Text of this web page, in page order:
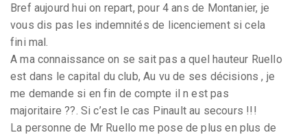
Bref aujourd hui on repart, pour 4 ans de Montanier, je
vous dis pas les indemnités de licenciement si cela
fini mal.
A ma connaissance on se sait pas a quel hauteur Ruello
est dans le capital du club, Au vu de ses décisions , je
me demande si en fin de compte il n est pas
majoritaire ??. Si c’est le cas Pinault au secours !!!
La personne de Mr Ruello me pose de plus en plus de